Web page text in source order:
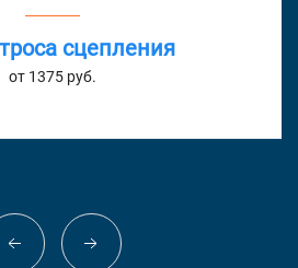
сцепления
от 1375 руб.